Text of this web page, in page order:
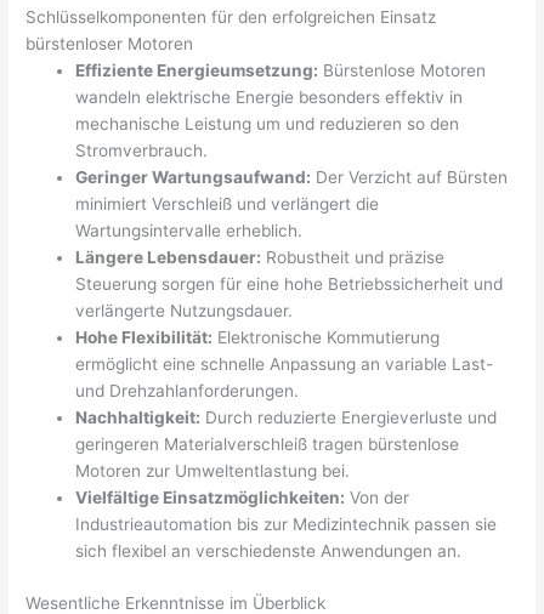
Schlüsselkomponenten für den erfolgreichen Einsatz
bürstenloser Motoren
Effiziente Energieumsetzung: Bürstenlose Motoren
wandeln elektrische Energie besonders effektiv in
mechanische Leistung um und reduzieren so den
Stromverbrauch.
Geringer Wartungsaufwand: Der Verzicht auf Bürsten
minimiert Verschleiß und verlängert die
Wartungsintervalle erheblich.
Längere Lebensdauer: Robustheit und präzise
Steuerung sorgen für eine hohe Betriebssicherheit und
verlängerte Nutzungsdauer.
Hohe Flexibilität: Elektronische Kommutierung
ermöglicht eine schnelle Anpassung an variable Last-
und Drehzahlanforderungen.
Nachhaltigkeit: Durch reduzierte Energieverluste und
geringeren Materialverschleiß tragen bürstenlose
Motoren zur Umweltentlastung bei.
Vielfältige Einsatzmöglichkeiten: Von der
Industrieautomation bis zur Medizintechnik passen sie
sich flexibel an verschiedenste Anwendungen an.
Wesentliche Erkenntnisse im Überblick